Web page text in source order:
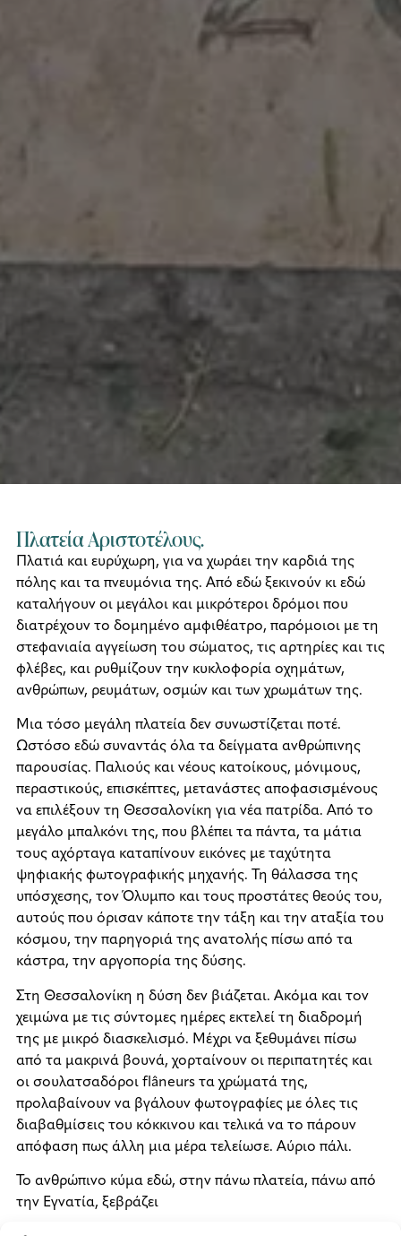
Πλατεία Αριστοτέλους.
Πλατιά και ευρύχωρη, για να χωράει την καρδιά της
πόλης και τα πνευμόνια της. Από εδώ ξεκινούν κι εδώ
καταλήγουν οι μεγάλοι και μικρότεροι δρόμοι που
διατρέχουν το δομημένο αμφιθέατρο, παρόμοιοι με τη
στεφανιαία αγγείωση του σώματος, τις αρτηρίες και τις
φλέβες, και ρυθμίζουν την κυκλοφορία οχημάτων,
ανθρώπων, ρευμάτων, οσμών και των χρωμάτων της.
Μια τόσο μεγάλη πλατεία δεν συνωστίζεται ποτέ.
Ωστόσο εδώ συναντάς όλα τα δείγματα ανθρώπινης
παρουσίας. Παλιούς και νέους κατοίκους, μόνιμους,
περαστικούς, επισκέπτες, μετανάστες αποφασισμένους
να επιλέξουν τη Θεσσαλονίκη για νέα πατρίδα. Από το
μεγάλο μπαλκόνι της, που βλέπει τα πάντα, τα μάτια
τους αχόρταγα καταπίνουν εικόνες με ταχύτητα
ψηφιακής φωτογραφικής μηχανής. Τη θάλασσα της
υπόσχεσης, τον Όλυμπο και τους προστάτες θεούς του,
αυτούς που όρισαν κάποτε την τάξη και την αταξία του
κόσμου, την παρηγοριά της ανατολής πίσω από τα
κάστρα, την αργοπορία της δύσης.
Στη Θεσσαλονίκη η δύση δεν βιάζεται. Ακόμα και τον
χειμώνα με τις σύντομες ημέρες εκτελεί τη διαδρομή
της με μικρό διασκελισμό. Μέχρι να ξεθυμάνει πίσω
από τα μακρινά βουνά, χορταίνουν οι περιπατητές και
οι σουλατσαδόροι flâneurs τα χρώματά της,
προλαβαίνουν να βγάλουν φωτογραφίες με όλες τις
διαβαθμίσεις του κόκκινου και τελικά να το πάρουν
απόφαση πως άλλη μια μέρα τελείωσε. Αύριο πάλι.
Το ανθρώπινο κύμα εδώ, στην πάνω πλατεία, πάνω από
την Εγνατία, ξεβράζει